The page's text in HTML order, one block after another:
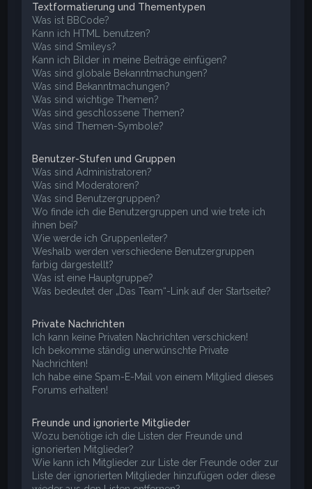
Textformatierung und Thementypen
Was ist BBCode?
Kann ich HTML benutzen?
Was sind Smileys?
Kann ich Bilder in meine Beiträge einfügen?
Was sind globale Bekanntmachungen?
Was sind Bekanntmachungen?
Was sind wichtige Themen?
Was sind geschlossene Themen?
Was sind Themen-Symbole?
Benutzer-Stufen und Gruppen
Was sind Administratoren?
Was sind Moderatoren?
Was sind Benutzergruppen?
Wo finde ich die Benutzergruppen und wie trete ich
ihnen bei?
Wie werde ich Gruppenleiter?
Weshalb werden verschiedene Benutzergruppen
farbig dargestellt?
Was ist eine Hauptgruppe?
Was bedeutet der „Das Team“-Link auf der Startseite?
Private Nachrichten
Ich kann keine Privaten Nachrichten verschicken!
Ich bekomme ständig unerwünschte Private
Nachrichten!
Ich habe eine Spam-E-Mail von einem Mitglied dieses
Forums erhalten!
Freunde und ignorierte Mitglieder
Wozu benötige ich die Listen der Freunde und
ignorierten Mitglieder?
Wie kann ich Mitglieder zur Liste der Freunde oder zur
Liste der ignorierten Mitglieder hinzufügen oder diese